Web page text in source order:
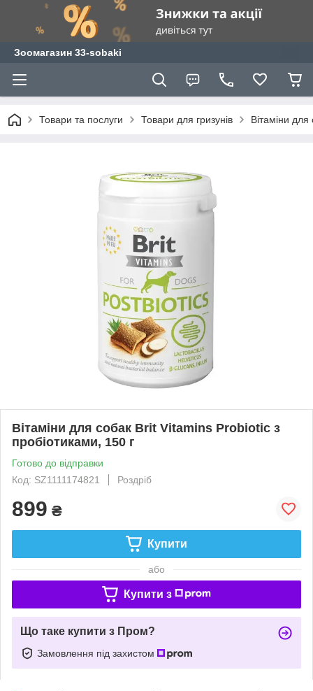
Зоомагазин 33-sobaki
Товари та послуги Товари для гризунів Вітаміни
Вітаміни для собак Brit Vitamins Probiotic з
пробіотиками, 150 г
Готово до відправки
Код: SZ1111174821
Роздріб
899 ₴
Купити
або
Купити з
Що таке купити з Пром?
Замовлення під захистом